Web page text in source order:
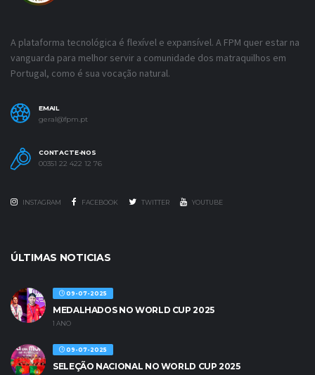
A plataforma tecnológica é flexível e expansível. A FPM quer estar na
vanguarda para melhor servir a comunidade dos matraquilhos em
Portugal, como é sua vocação natural.
EMAIL
geral@fpm.pt
CONTACTE-NOS
00351 22 422 12 76
INSTAGRAM FACEBOOK TWITTER YOUTUBE
ÚLTIMAS NOTICIAS
09-07-2025
MEDALHADOS NO WORLD CUP 2025
1 ANO
09-07-2025
SELEÇÃO NACIONAL NO WORLD CUP 2025